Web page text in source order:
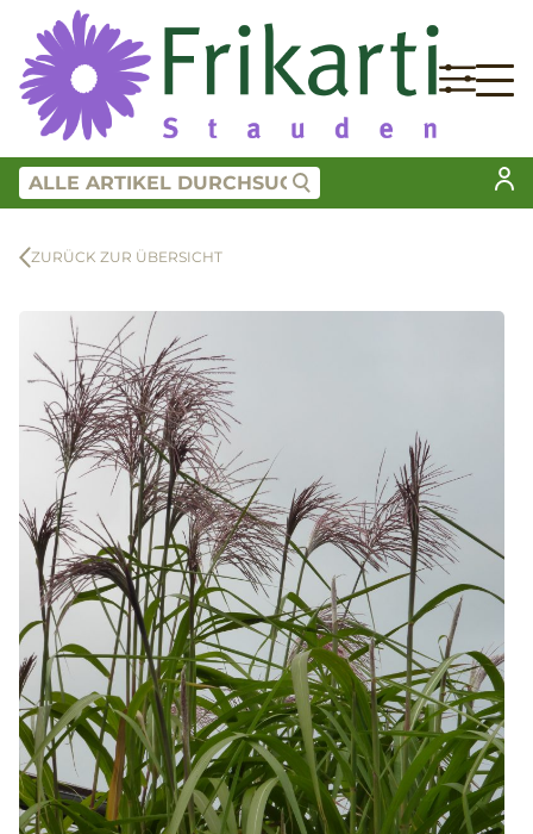
ZURÜCK ZUR ÜBERSICHT